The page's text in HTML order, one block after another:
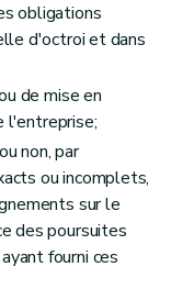
obligations
d'octroi et dans
de mise en
l'entreprise;
non, par
ou incomplets,
sur le
des poursuites
fourni ces